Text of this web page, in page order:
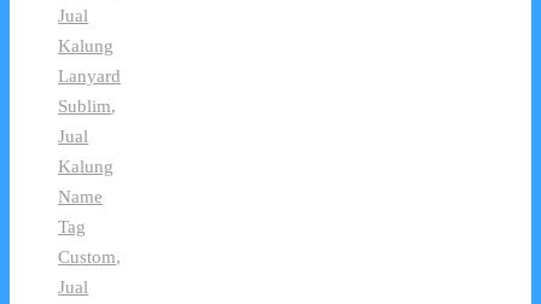
Jual
Kalung
Lanyard
Sublim,
Jual
Kalung
Name
Tag
Custom,
Jual